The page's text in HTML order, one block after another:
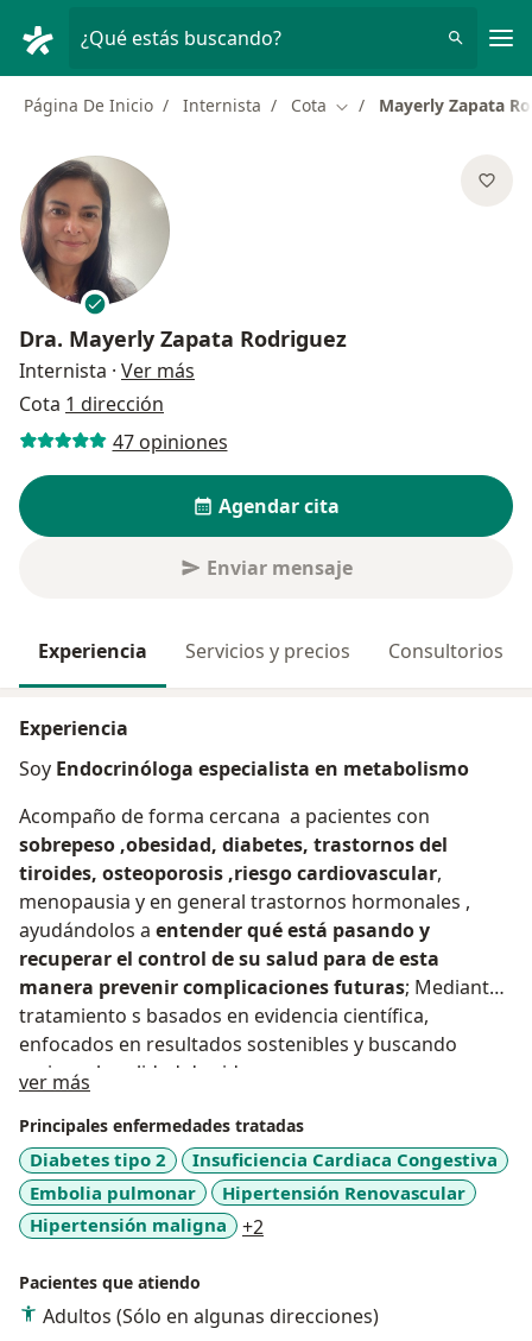
¿Qué estás buscando?
Página De Inicio Internista Cota Cambiar de ciudad
Mayerly Zapata
Dra. Mayerly Zapata Rodriguez
Internista · Ver más
Cota 1 dirección
47 opiniones
Agendar cita
Enviar mensaje
Experiencia Servicios y precios Consultorios
Experiencia
Soy Endocrinóloga especialista en metabolismo
Acompaño de forma cercana a pacientes con
sobrepeso ,obesidad, diabetes, trastornos del
tiroides, osteoporosis ,riesgo cardiovascular,
menopausia y en general trastornos hormonales ,
ayudándolos a entender qué está pasando y
recuperar el control de su salud para de esta
manera prevenir complicaciones futuras; Mediante
tratamiento s basados en evidencia científica,
enfocados en resultados sostenibles y buscando
mejorar la calidad de vida.
ver más
Principales enfermedades tratadas
Diabetes tipo 2
Insuficiencia Cardiaca Congestiva
Embolia pulmonar
Hipertensión Renovascular
Hipertensión maligna
+2
Pacientes que atiendo
Adultos (Sólo en algunas direcciones)